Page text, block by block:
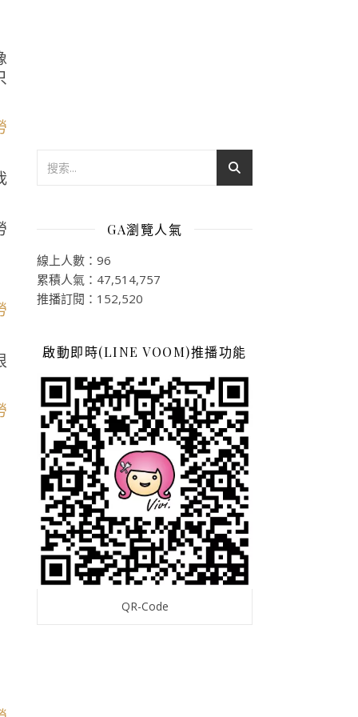
GA瀏覽人氣
線上人數：96
累積人氣：47,514,757
推播訂閱：152,520
啟動即時(LINE VOOM)推播功能
QR-Code